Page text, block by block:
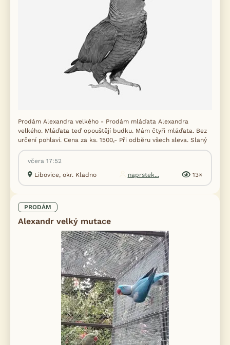
Prodám Alexandra velkého - Prodám mláďata Alexandra
velkého. Mláďata teď opouštějí budku. Mám čtyři mláďata. Bez
určení pohlaví. Cena za ks. 1500,- Při odběru všech sleva. Slaný
včera 17:52
Libovice, okr. Kladno
naprstek... 13×
PRODÁM
Alexandr velký mutace